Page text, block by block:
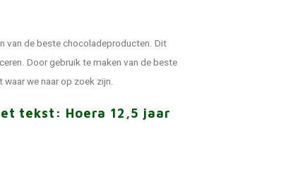
van de beste chocoladeproducten. Dit
Door gebruik te maken van de beste
we naar op zoek zijn.
tekst: Hoera 12,5 jaar